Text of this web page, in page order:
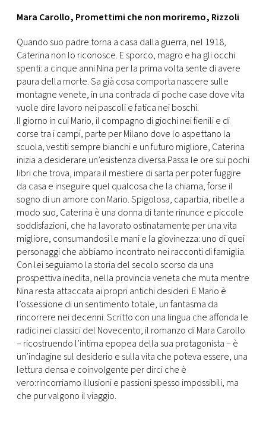
Mara Carollo, Promettimi che non moriremo, Rizzoli
Quando suo padre torna a casa dalla guerra, nel 1918,
Caterina non lo riconosce. E sporco, magro e ha gli occhi
spenti: a cinque anni Nina per la prima volta sente di avere
paura della morte. Sa già cosa comporta nascere sulle
montagne venete, in una contrada di poche case dove vita
vuole dire lavoro nei pascoli e fatica nei boschi.
Il giorno in cui Mario, il compagno di giochi nei fienili e di
corse tra i campi, parte per Milano dove lo aspettano la
scuola, vestiti sempre bianchi e un futuro migliore, Caterina
inizia a desiderare un’esistenza diversa.Passa le ore sui pochi
libri che trova, impara il mestiere di sarta per poter fuggire
da casa e inseguire quel qualcosa che la chiama, forse il
sogno di un amore con Mario. Spigolosa, caparbia, ribelle a
modo suo, Caterina è una donna di tante rinunce e piccole
soddisfazioni, che ha lavorato ostinatamente per una vita
migliore, consumandosi le mani e la giovinezza: uno di quei
personaggi che abbiamo incontrato nei racconti di famiglia.
Con lei seguiamo la storia del secolo scorso da una
prospettiva inedita, nella provincia veneta che muta mentre
Nina resta attaccata ai propri antichi desideri. E Mario è
l’ossessione di un sentimento totale, un fantasma da
rincorrere nei decenni. Scritto con una lingua che affonda le
radici nei classici del Novecento, il romanzo di Mara Carollo
– ricostruendo l’intima epopea della sua protagonista – è
un’indagine sul desiderio e sulla vita che poteva essere, una
lettura densa e coinvolgente per dirci che è
vero:rincorriamo illusioni e passioni spesso impossibili, ma
che pur valgono il viaggio.